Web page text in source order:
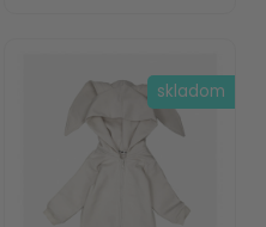
skladom